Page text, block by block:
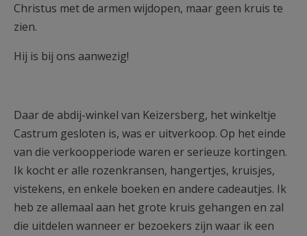
Christus met de armen wijdopen, maar geen kruis te
zien.
Hij is bij ons aanwezig!
Daar de abdij-winkel van Keizersberg, het winkeltje
Castrum gesloten is, was er uitverkoop. Op het einde
van die verkoopperiode waren er serieuze kortingen.
Ik kocht er alle rozenkransen, hangertjes, kruisjes,
vistekens, en enkele boeken en andere cadeautjes. Ik
heb ze allemaal aan het grote kruis gehangen en zal
die uitdelen wanneer er bezoekers zijn waar ik een